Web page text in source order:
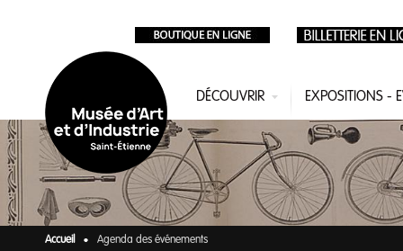
DÉCOUVRIR EXPOSITIONS -
Accueil Agenda des événements